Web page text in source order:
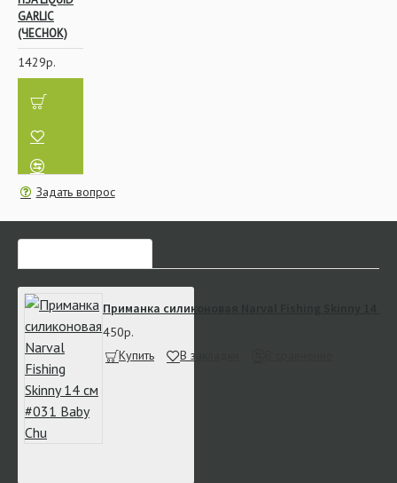
GARLIC
(ЧЕСНОК)
1429р.
Задать вопрос
Приманка силиконовая Narval Fishing Skinny 14 см
450р.
Купить
В закладки